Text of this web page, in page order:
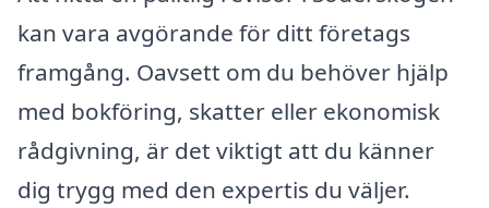
kan vara avgörande för ditt företags
framgång. Oavsett om du behöver hjälp
med bokföring, skatter eller ekonomisk
rådgivning, är det viktigt att du känner
dig trygg med den expertis du väljer.